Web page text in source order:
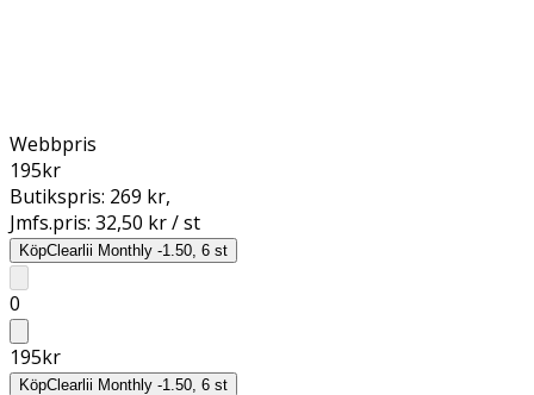
Webbpris
195kr
Butikspris: 269 kr,
Jmfs.pris: 32,50 kr / st
KöpClearlii Monthly -1.50, 6 st
0
195kr
KöpClearlii Monthly -1.50, 6 st